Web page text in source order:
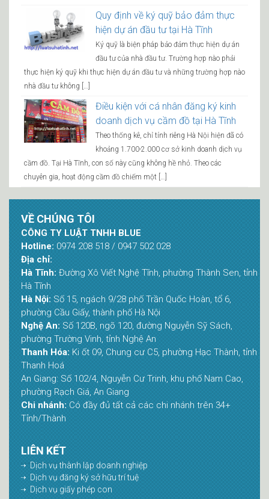
Quy định về ký quỹ bảo đảm thực
hiện dự án đầu tư tại Hà Tĩnh
Ký quỹ là biện pháp bảo đảm thực hiện dự án
đầu tư của nhà đầu tư. Trường hợp nào phải
thực hiện ký quỹ khi thực hiện dự án đầu tư và những trường hợp nào
nhà đầu tư không […]
Điều kiện với cá nhân đăng ký kinh
doanh dịch vụ cầm đồ tại Hà Tĩnh
Theo thống kê, chỉ tính riêng Hà Nội hiện đã có
khoảng 1.700-2.000 cơ sở kinh doanh dịch vụ
cầm đồ. Tại Hà Tĩnh, con số này cũng không hề nhỏ. Theo các
chuyên gia, hoạt động cầm đồ chiếm một […]
VỀ CHÚNG TÔI
CÔNG TY LUẬT TNHH BLUE
Hotline: 0974 208 518 / 0947 502 028
Địa chỉ:
Hà Tĩnh: Đường Xô Viết Nghệ Tĩnh, phường Thành Sen, tỉnh
Hà Tĩnh
Hà Nội: Số 15, ngách 9/28 phố Trần Quốc Hoàn, tổ 6,
phường Cầu Giấy, thành phố Hà Nội
Nghệ An: Số 120B, ngõ 120, đường Nguyễn Sỹ Sách,
phường Trường Vinh, tỉnh Nghệ An
Thanh Hóa: Ki ốt 09, Chung cư C5, phường Hạc Thành, tỉnh
Thanh Hoá
An Giang: Số 102/4, Nguyễn Cư Trinh, khu phố Nam Cao,
phường Rạch Giá, An Giang
Chi nhánh: Có đầy đủ tất cả các chi nhánh trên 34+
Tỉnh/Thành
LIÊN KẾT
Dịch vụ thành lập doanh nghiệp
Dịch vụ đăng ký sở hữu trí tuệ
Dịch vụ giấy phép con